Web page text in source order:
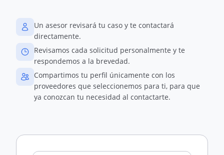
Un asesor revisará tu caso y te contactará
directamente.
Revisamos cada solicitud personalmente y te
respondemos a la brevedad.
Compartimos tu perfil únicamente con los
proveedores que seleccionemos para ti, para que
ya conozcan tu necesidad al contactarte.